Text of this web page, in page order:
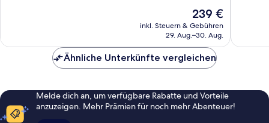
Der
Preis
beträgt
239 €
inkl. Steuern & Gebühren
29. Aug.–30. Aug.
Ähnliche Unterkünfte vergleichen
Melde dich an, um verfügbare Rabatte und Vorteile
anzuzeigen. Mehr Prämien für noch mehr Abenteuer!